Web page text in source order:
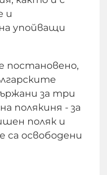
и
упойващи
постановено,
за три
полякиня - за
поляк и
са освободени